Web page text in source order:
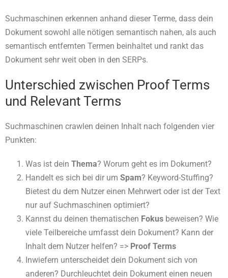
Suchmaschinen erkennen anhand dieser Terme, dass dein
Dokument sowohl alle nötigen semantisch nahen, als auch
semantisch entfernten Termen beinhaltet und rankt das
Dokument sehr weit oben in den SERPs.
Unterschied zwischen Proof Terms
und Relevant Terms
Suchmaschinen crawlen deinen Inhalt nach folgenden vier
Punkten:
Was ist dein Thema? Worum geht es im Dokument?
Handelt es sich bei dir um Spam? Keyword-Stuffing?
Bietest du dem Nutzer einen Mehrwert oder ist der Text
nur auf Suchmaschinen optimiert?
Kannst du deinen thematischen Fokus beweisen? Wie
viele Teilbereiche umfasst dein Dokument? Kann der
Inhalt dem Nutzer helfen? => Proof Terms
Inwiefern unterscheidet dein Dokument sich von
anderen? Durchleuchtet dein Dokument einen neuen